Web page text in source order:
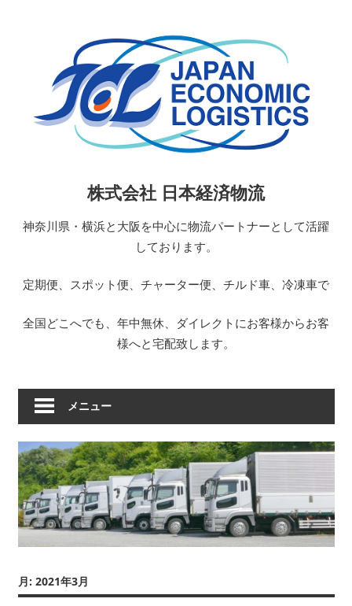
経
流
ECONOMIC
株式会社 日本経済物流
神奈川県・横浜と大阪を中心に物流パートナーとして活躍
しております。
定期便、スポット便、チャーター便、チルド車、冷凍車で
全国どこへでも、年中無休、ダイレクトにお客様からお客
様へと宅配致します。
メニュー
月: 2021年3月